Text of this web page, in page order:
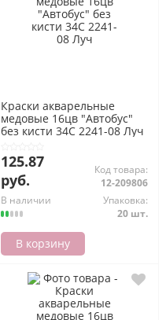
Краски акварельные
медовые 16цв "Автобус"
без кисти 34С 2241-08 Луч
125.87
руб.
Код товара:
12-209806
В наличии
Упаковка:
20 шт.
В корзину